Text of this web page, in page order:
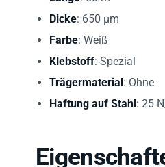
Dicke: 650 µm
Farbe: Weiß
Klebstoff: Spezial
Trägermaterial: Ohne
Haftung auf Stahl: 25